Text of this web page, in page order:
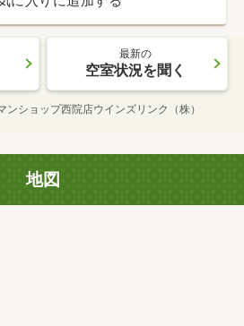
最新の
空室状況を聞く
ンショップ西院店ウインズリンク（株）
地図